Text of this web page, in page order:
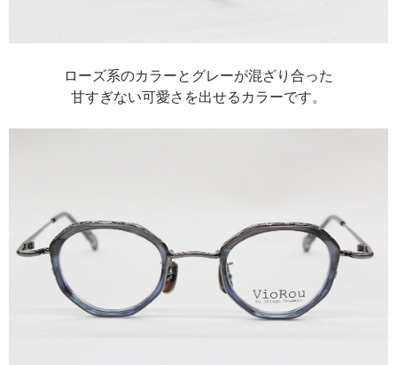
ローズ系のカラーとグレーが混ざり合った
甘すぎない可愛さを出せるカラーです。